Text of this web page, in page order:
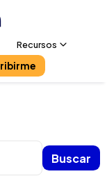
Recursos
Buscar